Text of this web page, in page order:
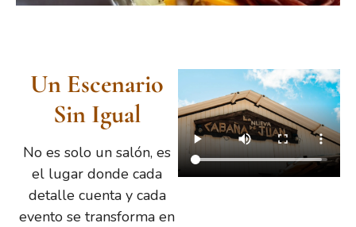
Un Escenario
Sin Igual
No es solo un salón, es
el lugar donde cada
detalle cuenta y cada
evento se transforma en